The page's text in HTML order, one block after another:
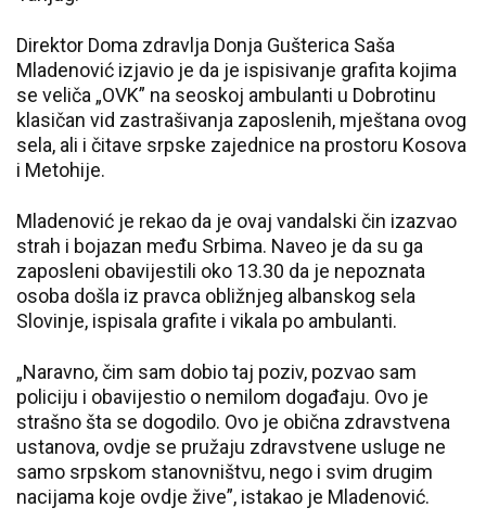
Direktor Doma zdravlja Donja Gušterica Saša
Mladenović izjavio je da je ispisivanje grafita kojima
se veliča „OVK” na seoskoj ambulanti u Dobrotinu
klasičan vid zastrašivanja zaposlenih, mještana ovog
sela, ali i čitave srpske zajednice na prostoru Kosova
i Metohije.
Mladenović je rekao da je ovaj vandalski čin izazvao
strah i bojazan među Srbima. Naveo je da su ga
zaposleni obavijestili oko 13.30 da je nepoznata
osoba došla iz pravca obližnjeg albanskog sela
Slovinje, ispisala grafite i vikala po ambulanti.
„Naravno, čim sam dobio taj poziv, pozvao sam
policiju i obavijestio o nemilom događaju. Ovo je
strašno šta se dogodilo. Ovo je obična zdravstvena
ustanova, ovdje se pružaju zdravstvene usluge ne
samo srpskom stanovništvu, nego i svim drugim
nacijama koje ovdje žive”, istakao je Mladenović.